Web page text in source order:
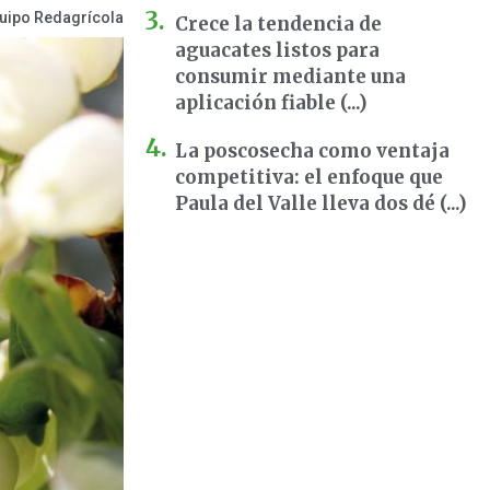
Redagrícola
Crece la tendencia de
aguacates listos para
consumir mediante una
aplicación fiable (...)
La poscosecha como ventaja
competitiva: el enfoque que
Paula del Valle lleva dos dé (...)